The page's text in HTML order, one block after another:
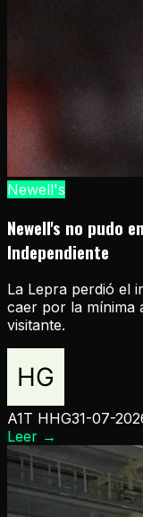
Newell's
Newell's no pudo
Independiente
La Lepra perdió el
caer por la mínima
visitante.
A1T HHG31-07-
Leer →